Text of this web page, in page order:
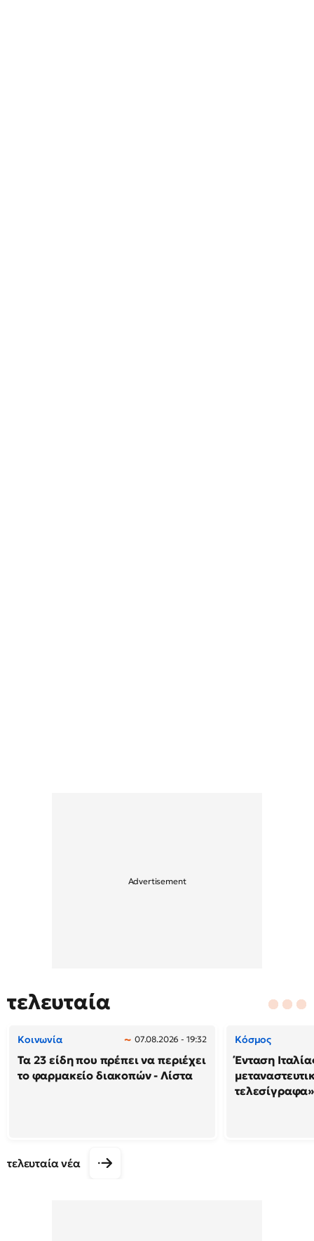
τελευταία
Κοινωνία 07.08.2026 - 19:32
Τα 23 είδη που πρέπει να περιέχει
το φαρμακείο διακοπών - Λίστα
Κόσμος
Ένταση
τελευταία νέα